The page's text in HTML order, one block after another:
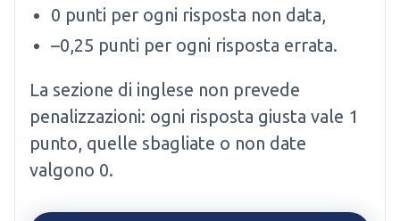
0 punti per ogni risposta non data,
–0,25 punti per ogni risposta errata.
La sezione di inglese non prevede
penalizzazioni: ogni risposta giusta vale 1
punto, quelle sbagliate o non date
valgono 0.